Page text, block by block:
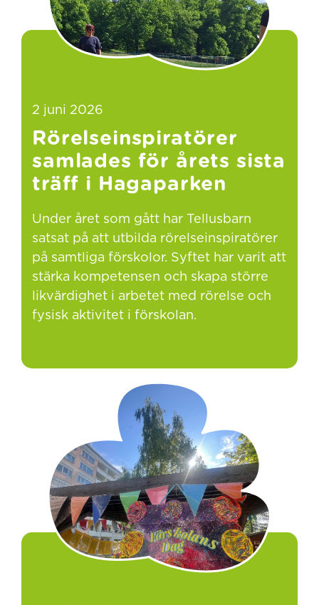
2 juni 2026
Rörelseinspiratörer
samlades för årets sista
träff i Hagaparken
Under året som gått har Tellusbarn
satsat på att utbilda rörelseinspiratörer
på samtliga förskolor. Syftet har varit att
stärka kompetensen och skapa större
likvärdighet i arbetet med rörelse och
fysisk aktivitet i förskolan.